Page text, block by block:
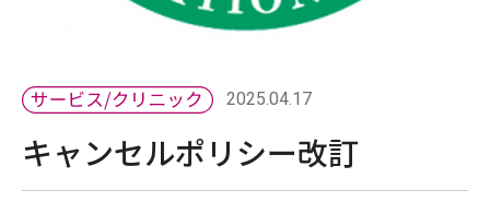
2025.04.17
キャンセルポリシー改訂